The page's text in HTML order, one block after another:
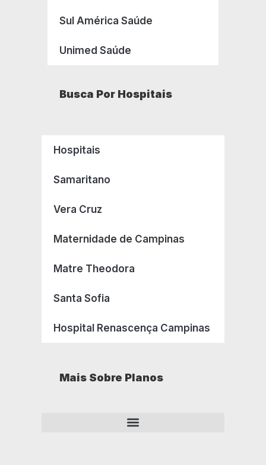
Sul América Saúde
Unimed Saúde
Busca Por Hospitais
Hospitais
Samaritano
Vera Cruz
Maternidade de Campinas
Matre Theodora
Santa Sofia
Hospital Renascença Campinas
Mais Sobre Planos